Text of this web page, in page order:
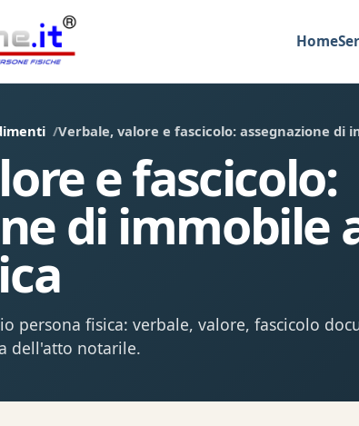
Home
Verbale, valore e fascicolo: assegnazione di
e fascicolo:
di immobile
persona fisica: verbale, valore, fascicolo
dell'atto notarile.